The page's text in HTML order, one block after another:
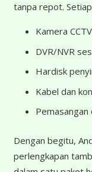
tanpa repot.
Kamera
DVR/NVR
Hardisk
Kabel dan
Pemasangan
Dengan begitu,
perlengkapan